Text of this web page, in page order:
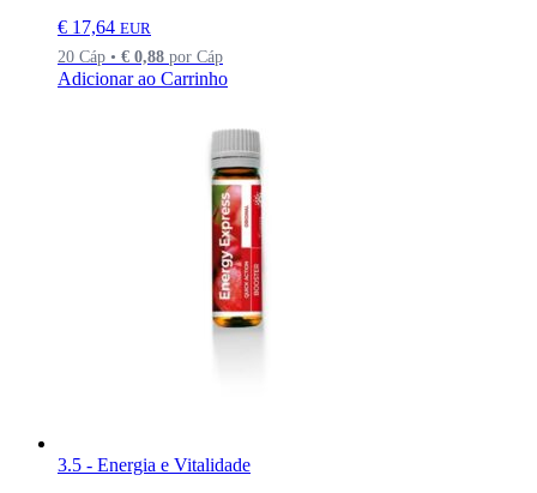
€ 17,64 EUR
20 Cáp • € 0,88 por Cáp
Adicionar ao Carrinho
3.5 - Energia e Vitalidade